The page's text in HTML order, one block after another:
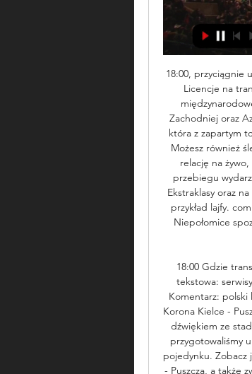
18:00, przyciągnie
Licencje na
Zachodniej oraz
która z zapartym
Możesz również
relację na
przebiegu
Ekstraklasy oraz
przykład lajfy.
Niepołomice
18:00 Gdzie
tekstowa:
Komentarz: polski
Korona Kielce -
dźwiękiem ze
przygotowaliśmy
pojedynku. Zobacz
- Puszcza, a także